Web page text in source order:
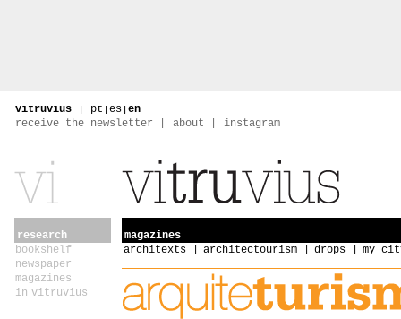
vitruvius | pt | es | en
receive the newsletter
about instagram
research
bookshelf
newspaper
magazines
in vitruvius
magazines
architexts
architectourism drops my